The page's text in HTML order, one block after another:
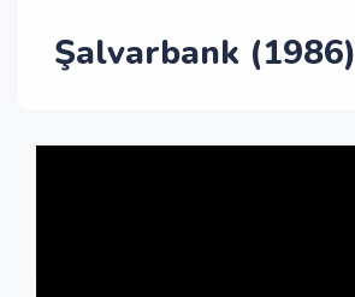
Şalvarbank (1986)